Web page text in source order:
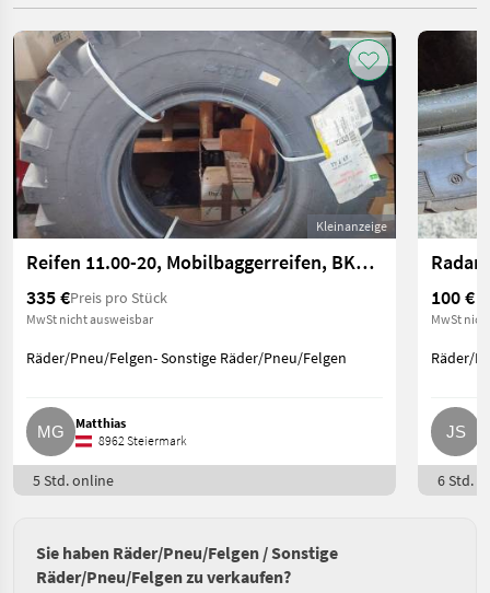
Kleinanzeige
Reifen 11.00-20, Mobilbaggerreifen, BKT EM 936
335 €Preis pro Stück
MwSt nicht ausweisbar
Räder/Pneu/Felgen- Sonstige Räder/Pneu/Felgen
Matthias
8962 Steiermark
5 Std. online
Radar
100 €
MwSt
Räder/
6 Std.
Sie haben Räder/Pneu/Felgen / Sonstige
Räder/Pneu/Felgen zu verkaufen?